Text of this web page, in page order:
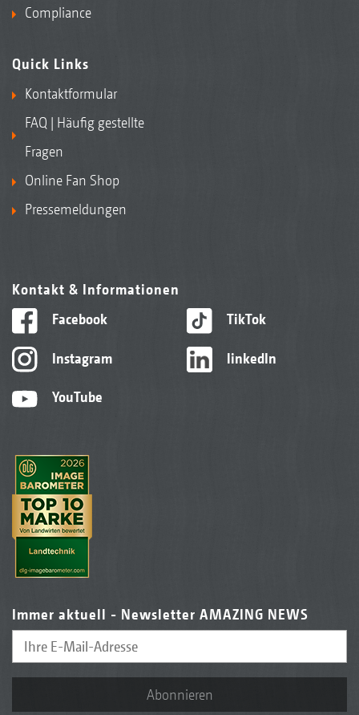
Compliance
Quick Links
Kontaktformular
FAQ | Häufig gestellte
Fragen
Online Fan Shop
Pressemeldungen
Kontakt & Informationen
Facebook
Instagram
YouTube
TikTok
linkedIn
Immer aktuell - Newsletter AMAZING NEWS
Abonnieren